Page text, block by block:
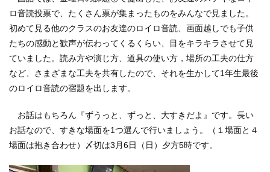
ロ音読投票で、たくさん票が集まったものをみんなで見ました。
初めて見る他のクラスのお友達のロイロ音読、画面越しでも子供
たちの感動と歓声が伝わってくるくらい、目をキラキラさせて見
ていました。読み方や演じ方、道具の使い方，場所の工夫の仕方
など、さまざまな工夫を共有したので、それを生かして1年生最後
のロイロ音読の宿題を出します。
お話はもちろん『ずうっと、ずっと、大すきだよ』です。長い
お話なので、すきな場面を1つ選んで行いましょう。（１場面と４
場面は抱き合わせ）〆切は3月6日（日）夕方5時です。